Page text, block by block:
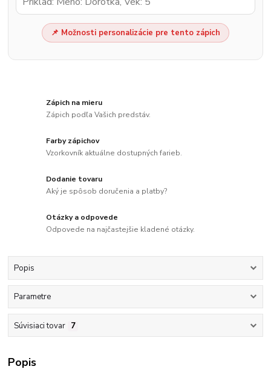
📌 Možnosti personalizácie pre tento zápich
Zápich na mieru
Zápich podľa Vašich predstáv.
Farby zápichov
Vzorkovník aktuálne dostupných farieb.
Dodanie tovaru
Aký je spôsob doručenia a platby?
Otázky a odpovede
Odpovede na najčastejšie kladené otázky.
Popis
Parametre
Súvisiaci tovar 7
Popis